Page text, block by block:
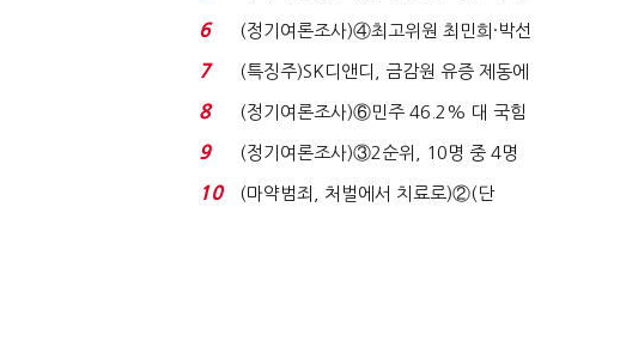
비 36% 증가...
6
(정기여론조사)④최고위원 최민희·박선
원 '양강'…서미...
7
(특징주)SK디앤디, 금감원 유증 제동에
장 초반 상한가...
8
(정기여론조사)⑥민주 46.2% 대 국힘
31.0%…오차범위 밖 ...
9
(정기여론조사)③2순위, 10명 중 4명
'송영길'…정청래 '한 ...
10
(마약범죄, 처벌에서 치료로)②(단